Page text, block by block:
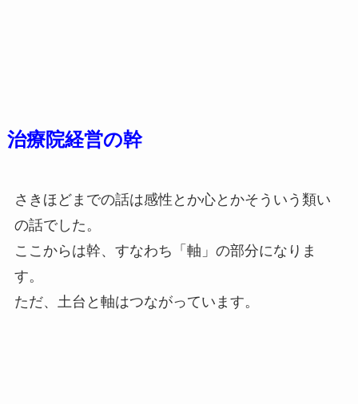
治療院経営の幹
さきほどまでの話は感性とか心とかそういう類い
の話でした。
ここからは幹、すなわち「軸」の部分になりま
す。
ただ、土台と軸はつながっています。